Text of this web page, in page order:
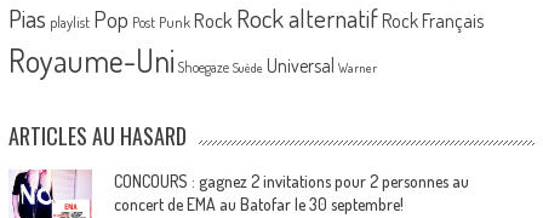
Pias playlist Pop Post Punk Rock Rock alternatif Rock Français
Royaume-Uni Shoegaze Suède Universal Warner
ARTICLES AU HASARD
CONCOURS : gagnez 2 invitations pour 2 personnes au
concert de EMA au Batofar le 30 septembre!